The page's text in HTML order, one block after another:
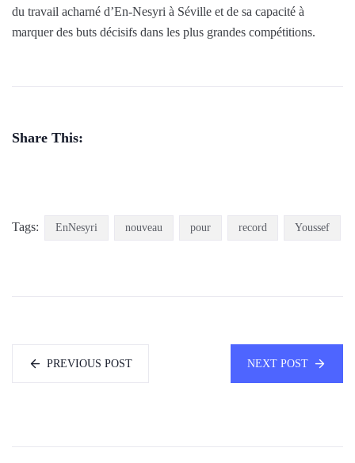
du travail acharné d’En-Nesyri à Séville et de sa capacité à
marquer des buts décisifs dans les plus grandes compétitions.
Share This:
Tags: EnNesyri nouveau pour record Youssef
PREVIOUS POST NEXT POST